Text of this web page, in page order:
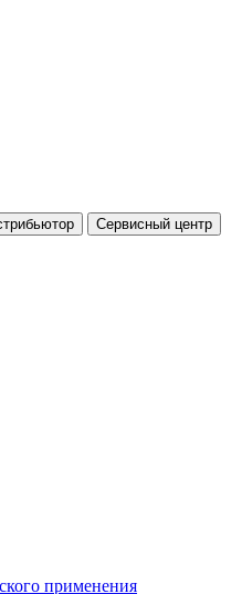
Сервисный центр
применения